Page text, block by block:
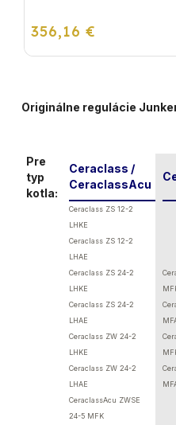
356,16 €
Originálne regulácie
Pre
typ
kotla:
Ceraclass /
CeraclassAcu
Ceraclass ZS 12-2
LHKE
Ceraclass ZS 12-2
LHAE
Ceraclass ZS 24-2
LHKE
Ceraclass ZS 24-2
LHAE
Ceraclass ZW 24-2
LHKE
Ceraclass ZW 24-2
LHAE
CeraclassAcu ZWSE
24-5 MFK